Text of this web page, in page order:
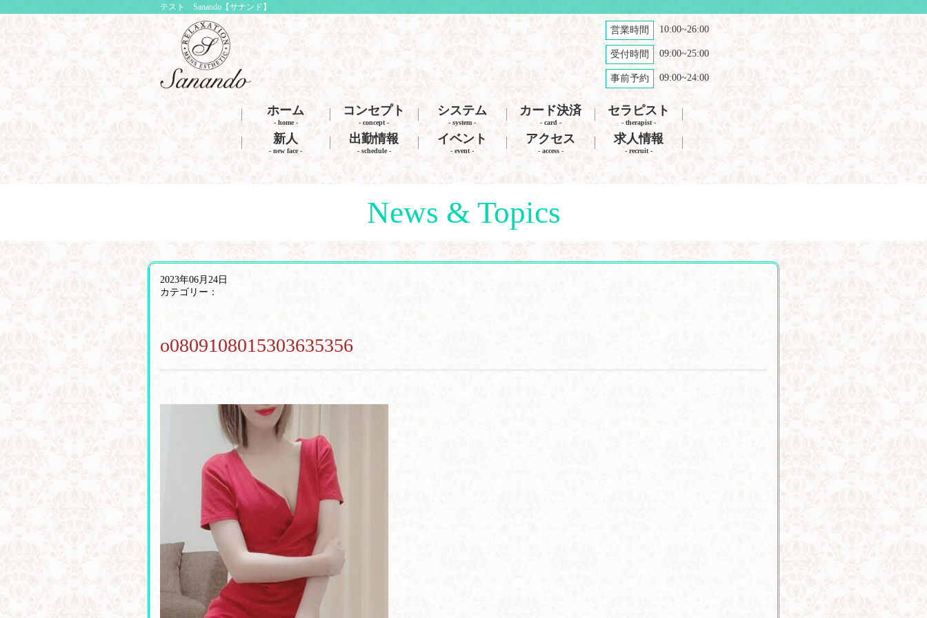
テスト Sanando【サナンド】
営業時間 10:00~26:00
受付時間 09:00~25:00
事前予約 09:00~24:00
ホーム
- home -
コンセプト
- concept -
システム
- system -
カード決済
- card -
セラピスト
- therapist -
新人
- new face -
出勤情報
- schedule -
イベント
- event -
アクセス
- access -
求人情報
- recruit -
News & Topics
2023年06月24日
カテゴリー：
o0809108015303635356